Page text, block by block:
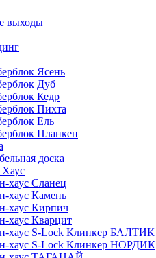
выходы
Ясень
Дуб
Кедр
Пихта
Ель
Планкен
доска
хаус Сланец
хаус Камень
хаус Кирпич
хаус Кварцит
хаус S-Lock Клинкер БАЛТИК
хаус S-Lock Клинкер НОРДИК